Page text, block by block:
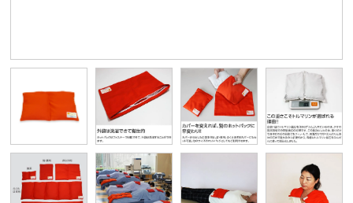
会社情報
個人情報保護方針
特定商取引法に基づく表記
サイトマップ